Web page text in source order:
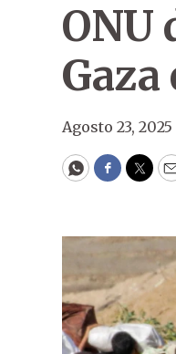
ONU
Agosto 23,
WhatsApp